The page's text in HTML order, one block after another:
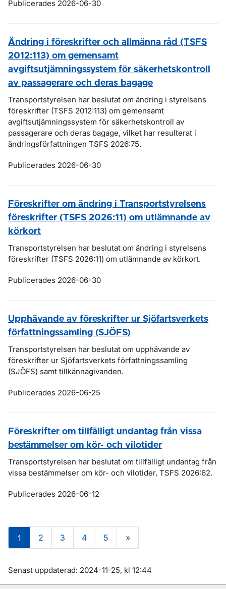
Publicerades 2026-06-30
Ändring i föreskrifter och allmänna råd (TSFS
2012:113) om gemensamt
avgiftsutjämningssystem för säkerhetskontroll
av passagerare och deras bagage
Transportstyrelsen har beslutat om ändring i styrelsens
föreskrifter (TSFS 2012:113) om gemensamt
avgiftsutjämningssystem för säkerhetskontroll av
passagerare och deras bagage, vilket har resulterat i
ändringsförfattningen TSFS 2026:75.
Publicerades 2026-06-30
Föreskrifter om ändring i Transportstyrelsens
föreskrifter (TSFS 2026:11) om utlämnande av
körkort
Transportstyrelsen har beslutat om ändring i styrelsens
föreskrifter (TSFS 2026:11) om utlämnande av körkort.
Publicerades 2026-06-30
Upphävande av föreskrifter ur Sjöfartsverkets
författningssamling (SJÖFS)
Transportstyrelsen har beslutat om upphävande av
föreskrifter ur Sjöfartsverkets författningssamling
(SJÖFS) samt tillkännagivanden.
Publicerades 2026-06-25
Föreskrifter om tillfälligt undantag från vissa
bestämmelser om kör- och vilotider
Transportstyrelsen har beslutat om tillfälligt undantag från
vissa bestämmelser om kör- och vilotider, TSFS 2026:62.
Publicerades 2026-06-12
1 2 3 4 5 »
Om sidan
Senast uppdaterad: 2024-11-25, kl 12:44